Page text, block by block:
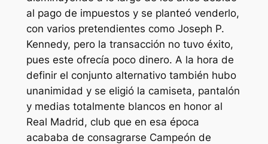
al pago de impuestos y se planteó venderlo,
con varios pretendientes como Joseph P.
Kennedy, pero la transacción no tuvo éxito,
pues este ofrecía poco dinero. A la hora de
definir el conjunto alternativo también hubo
unanimidad y se eligió la camiseta, pantalón
y medias totalmente blancos en honor al
Real Madrid, club que en esa época
acababa de consagrarse Campeón de